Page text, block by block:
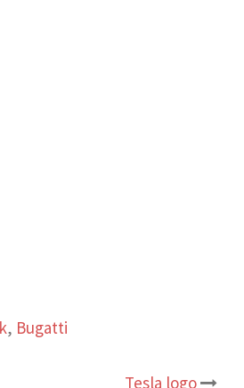
, Bugatti
Tesla logo